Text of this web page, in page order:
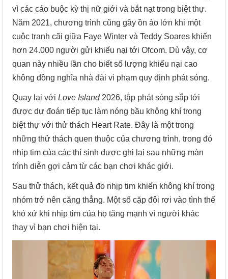
vì các cáo buộc kỳ thị nữ giới và bắt nạt trong biệt thự.
Năm 2021, chương trình cũng gây ồn ào lớn khi một
cuộc tranh cãi giữa Faye Winter và Teddy Soares khiến
hơn 24.000 người gửi khiếu nại tới Ofcom. Dù vậy, cơ
quan này nhiều lần cho biết số lượng khiếu nại cao
không đồng nghĩa nhà đài vi phạm quy định phát sóng.
Quay lại vớiLove Island2026, tập phát sóng sắp tới
được dự đoán tiếp tục làm nóng bầu không khí trong
biệt thự với thử thách Heart Rate. Đây là một trong
những thử thách quen thuộc của chương trình, trong đó
nhịp tim của các thí sinh được ghi lại sau những màn
trình diễn gợi cảm từ các bạn chơi khác giới.
Sau thử thách, kết quả đo nhịp tim khiến không khí trong
nhóm trở nên căng thẳng. Một số cặp đôi rơi vào tình thế
khó xử khi nhịp tim của họ tăng mạnh vì người khác
thay vì bạn chơi hiện tại.